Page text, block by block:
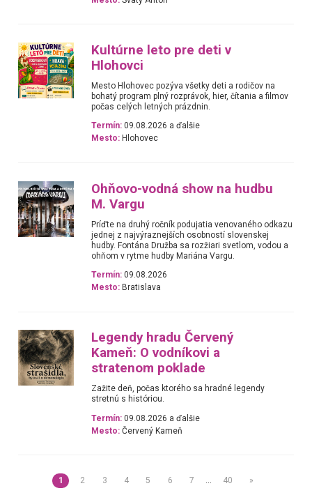
Kultúrne leto pre deti v
Hlohovci
Mesto Hlohovec pozýva všetky deti a rodičov na
bohatý program plný rozprávok, hier, čítania a filmov
počas celých letných prázdnin.
Termín: 09.08.2026 a ďalšie
Mesto: Hlohovec
Ohňovo-vodná show na hudbu
M. Vargu
Príďte na druhý ročník podujatia venovaného odkazu
jednej z najvýraznejších osobností slovenskej
hudby. Fontána Družba sa rozžiari svetlom, vodou a
ohňom v rytme hudby Mariána Vargu.
Termín: 09.08.2026
Mesto: Bratislava
Legendy hradu Červený
Kameň: O vodníkovi a
stratenom poklade
Zažite deň, počas ktorého sa hradné legendy
stretnú s históriou.
Termín: 09.08.2026 a ďalšie
Mesto: Červený Kameň
1 2 3 4 5 6 7 … 40 »